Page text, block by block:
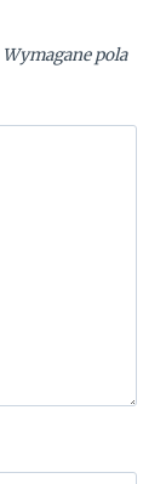
Wymagane pola